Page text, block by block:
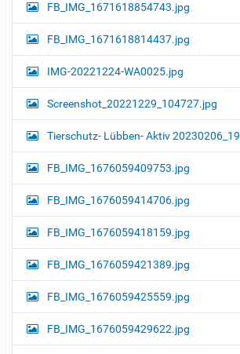
FB_IMG_1671618854743.jpg
FB_IMG_1671618814437.jpg
IMG-20221224-WA0025.jpg
Screenshot_20221229_104727.jpg
Tierschutz- Lübben- Aktiv
FB_IMG_1676059409753.jpg
FB_IMG_1676059414706.jpg
FB_IMG_1676059418159.jpg
FB_IMG_1676059421389.jpg
FB_IMG_1676059425559.jpg
FB_IMG_1676059429622.jpg